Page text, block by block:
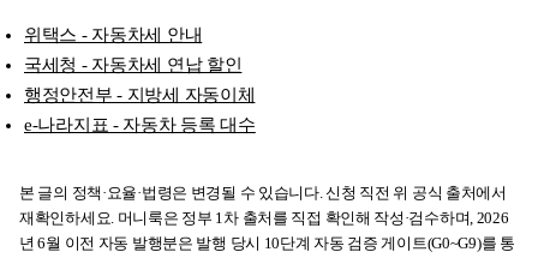
위택스 - 자동차세 안내
국세청 - 자동차세 연납 할인
행정안전부 - 지방세 자동이체
e-나라지표 - 자동차 등록 대수
본 글의 정책·요율·법령은 변경될 수 있습니다. 신청 직전 위 공식 출처에서
재확인하세요. 머니룩은 정부 1차 출처를 직접 확인해 작성·검수하며, 2026
년 6월 이전 자동 발행분은 발행 당시 10단계 자동 검증 게이트(G0~G9)를 통